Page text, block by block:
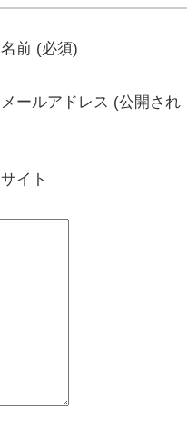
名前 (必須)
メールアドレス (公開され
サイト